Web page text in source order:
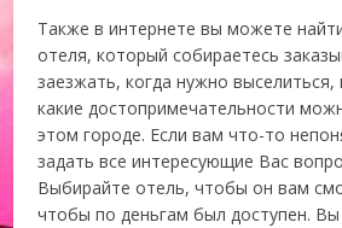
Также в интернете вы можете
отеля, который собираетесь
заезжать, когда нужно выселиться,
какие достопримечательности
этом городе. Если вам что-то
задать все интересующие Вас
Выбирайте отель, чтобы он вам
чтобы по деньгам был доступен.